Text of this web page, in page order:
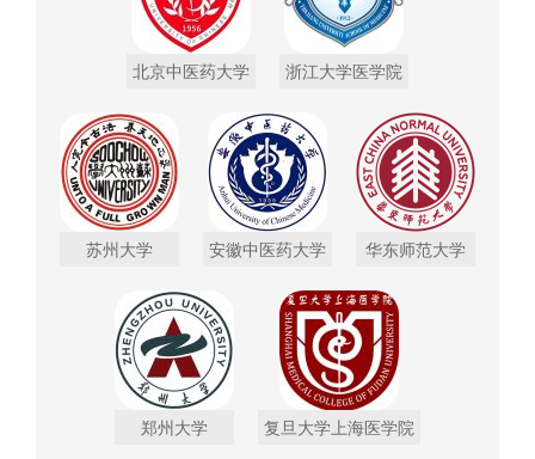
北京中医药大学 浙江大学医学院
苏州大学 安徽中医药大学 华东师范大学
郑州大学 复旦大学上海医学院